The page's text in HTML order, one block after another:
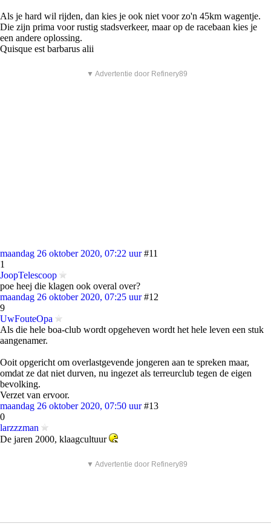
Als je hard wil rijden, dan kies je ook niet voor zo'n 45km wagentje.
Die zijn prima voor rustig stadsverkeer, maar op de racebaan kies je
een andere oplossing.
Quisque est barbarus alii
▼ Advertentie door Refinery89
maandag 26 oktober 2020, 07:22 uur #11
1
JoopTelescoop
poe heej die klagen ook overal over?
maandag 26 oktober 2020, 07:25 uur #12
9
UwFouteOpa
Als die hele boa-club wordt opgeheven wordt het hele leven een stuk
aangenamer.
Ooit opgericht om overlastgevende jongeren aan te spreken maar,
omdat ze dat niet durven, nu ingezet als terreurclub tegen de eigen
bevolking.
Verzet van ervoor.
maandag 26 oktober 2020, 07:50 uur #13
0
larzzzman
De jaren 2000, klaagcultuur
▼ Advertentie door Refinery89